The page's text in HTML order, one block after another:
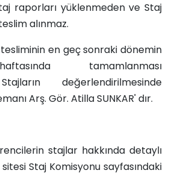
raporları yüklenmeden ve Staj
alınmaz.
en geç sonraki dönemin
tamamlanması
Stajların değerlendirilmesinde
Arş. Gör. Atilla SUNKAR' dır.
stajlar hakkında detaylı
Staj Komisyonu sayfasındaki